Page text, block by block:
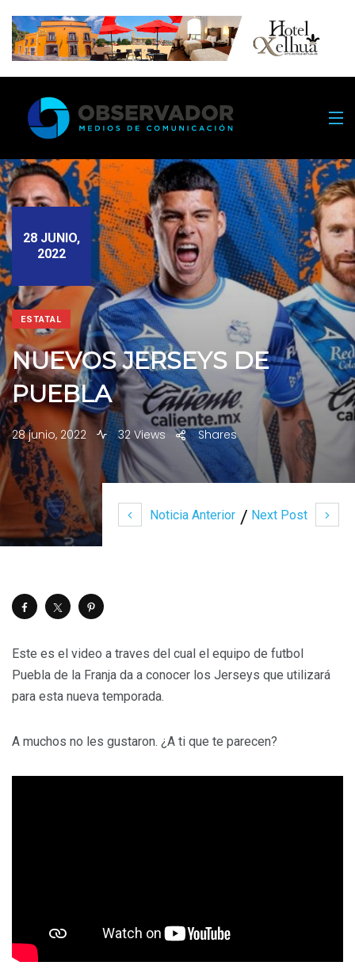
Noticia Anterior Next Post
28 JUNIO,
2022
ESTATAL
NUEVOS JERSEYS DE
PUEBLA
28 junio, 2022 32 Views Shares
Este es el video a traves del cual el equipo de futbol
Puebla de la Franja da a conocer los Jerseys que utilizará
para esta nueva temporada.
A muchos no les gustaron. ¿A ti que te parecen?